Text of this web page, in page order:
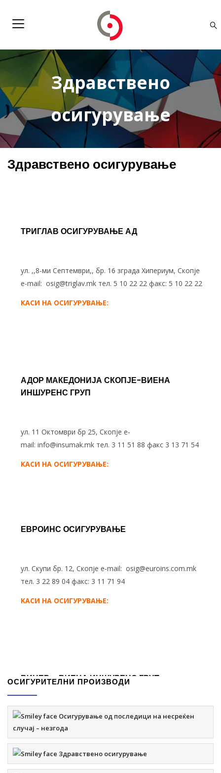
Здравствено
осигурување
Здравствено осигурување
ТРИГЛАВ ОСИГУРУВАЊЕ АД
ул. ,,8-ми Септември,, бр. 16 зграда Хипериум, Скопје
e-mail: osig@triglav.mk тел. 5 10 22 22 факс: 5 10 22 22
KАСИ НА ОСИГУРУВАЊЕ:
АДОР МАКЕДОНИЈА СКОПЈЕ-ВИЕНА
ИНШУРЕНС ГРУП
ул. 11 Октомври бр 25, Скопје e-
mail: info@insumak.mk тел. 3 11 51 88 факс 3 13 71 54
KАСИ НА ОСИГУРУВАЊЕ:
ЕВРОИНС ОСИГУРУВАЊЕ
ул. Скупи бр. 12, Скопје e-mail: osig@euroins.com.mk
тел. 3 22 89 04 факс: 3 11 71 94
KАСИ НА ОСИГУРУВАЊЕ:
ВИНЕР – ВИЕНА ИНШУРЕНС ГРУП
Ул. Борис Трајковски бр. 62, Скопје e-
mail:winner@winner.mkтел. 3 23 16 31 факс:3 23 16 32
KАСИ НА ОСИГУРУВАЊЕ:
ОСИГУРИТЕЛНИ ПРОИЗВОДИ
Осигурување од последици на несреќен
случај – незгода
Здравствено осигурување